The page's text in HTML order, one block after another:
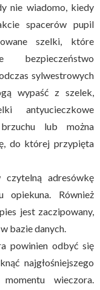
nie wiadomo, kiedy
spacerów pupil
szelki, które
bezpieczeństwo
sylwestrowych
wypaść z szelek,
antyucieczkowe
lub można
do której przypięta
adresówkę
opiekuna. Również
jest zaczipowany,
bazie danych.
powinien odbyć się
najgłośniejszego
wieczora.